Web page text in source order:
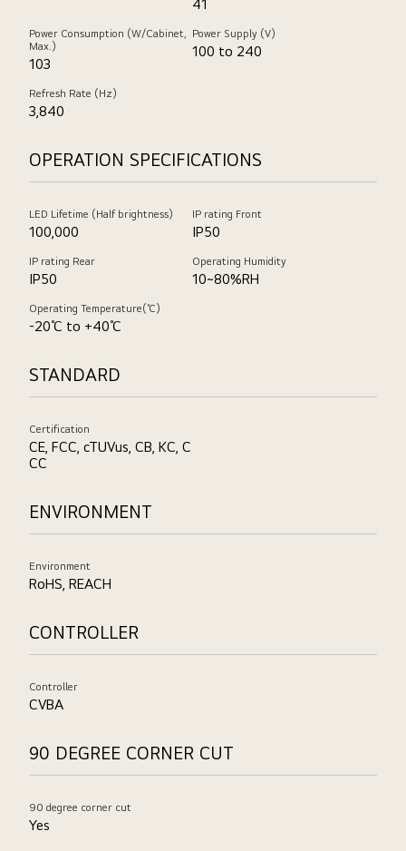
41
Power Consumption (W/Cabinet,
Max.)
103
Power Supply (V)
100 to 240
Refresh Rate (Hz)
3,840
OPERATION SPECIFICATIONS
LED Lifetime (Half brightness)
100,000
IP rating Front
IP50
IP rating Rear
IP50
Operating Humidity
10~80%RH
Operating Temperature(℃)
-20℃ to +40℃
STANDARD
Certification
CE, FCC, cTUVus, CB, KC, C
CC
ENVIRONMENT
Environment
RoHS, REACH
CONTROLLER
Controller
CVBA
90 DEGREE CORNER CUT
90 degree corner cut
Yes